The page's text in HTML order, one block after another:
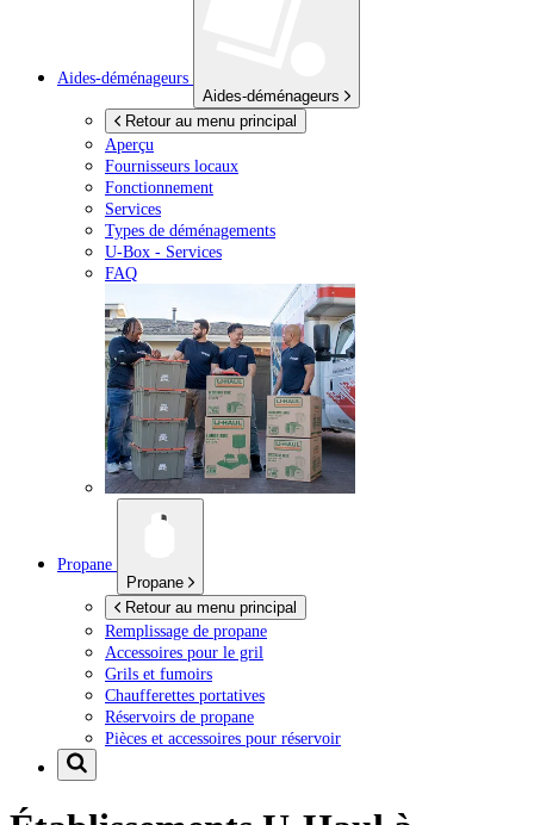
Aides-déménageurs
Aides-déménageurs
Retour au menu principal
Aperçu
Fournisseurs locaux
Fonctionnement
Services
Types de déménagements
U-Box - Services
FAQ
Propane
Propane
Retour au menu principal
Remplissage de propane
Accessoires pour le gril
Grils et fumoirs
Chaufferettes portatives
Réservoirs de propane
Pièces et accessoires pour réservoir